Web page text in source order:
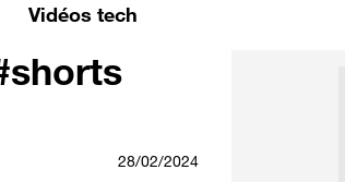
Vidéos tech
28/02/2024